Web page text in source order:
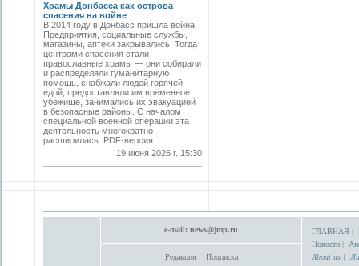
Храмы Донбасса как острова
спасения на войне
В 2014 году в Донбасс пришла война.
Предприятия, социальные службы,
магазины, аптеки закрывались. Тогда
центрами спасения стали
православные храмы — они собирали
и распределяли гуманитарную
помощь, снабжали людей горячей
едой, предоставляли им временное
убежище, занимались их эвакуацией
в безопасные районы. С началом
специальной военной операции эта
деятельность многократно
расширилась. PDF-версия.
19 июня 2026 г. 15:30
e-mail: news@jmp.ru
Редакция Подписка
ГЛАВНАЯ |
Новости |
About us |